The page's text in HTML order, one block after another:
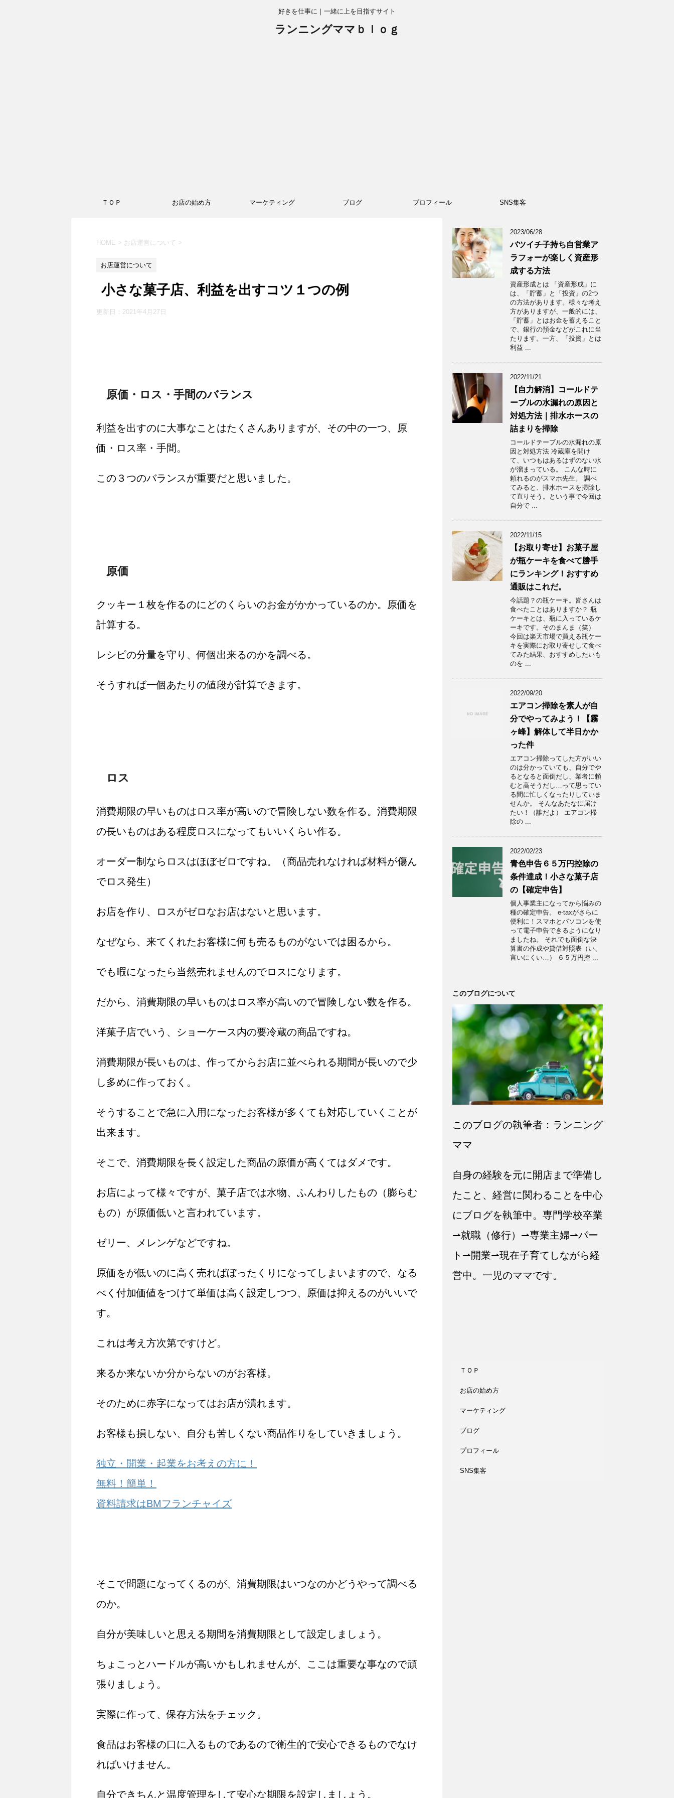
好きを仕事に｜一緒に上を目指すサイト
ランニングママｂｌｏｇ
ＴＯＰ お店の始め方 マーケティング ブログ プロフィール SNS集客
HOME > お店運営について >
お店運営について
小さな菓子店、利益を出すコツ１つの例
更新日： 2021年4月27日
原価・ロス・手間のバランス
利益を出すのに大事なことはたくさんありますが、その中の一つ、原
価・ロス率・手間。
この３つのバランスが重要だと思いました。
原価
クッキー１枚を作るのにどのくらいのお金がかかっているのか。原価を
計算する。
レシピの分量を守り、何個出来るのかを調べる。
そうすれば一個あたりの値段が計算できます。
ロス
消費期限の早いものはロス率が高いので冒険しない数を作る。消費期限
の長いものはある程度ロスになってもいいくらい作る。
オーダー制ならロスはほぼゼロですね。（商品売れなければ材料が傷ん
でロス発生）
お店を作り、ロスがゼロなお店はないと思います。
なぜなら、来てくれたお客様に何も売るものがないでは困るから。
でも暇になったら当然売れませんのでロスになります。
だから、消費期限の早いものはロス率が高いので冒険しない数を作る。
洋菓子店でいう、ショーケース内の要冷蔵の商品ですね。
消費期限が長いものは、作ってからお店に並べられる期間が長いので少
し多めに作っておく。
そうすることで急に入用になったお客様が多くても対応していくことが
出来ます。
そこで、消費期限を長く設定した商品の原価が高くてはダメです。
お店によって様々ですが、菓子店では水物、ふんわりしたもの（膨らむ
もの）が原価低いと言われています。
ゼリー、メレンゲなどですね。
原価をが低いのに高く売ればぼったくりになってしまいますので、なる
べく付加価値をつけて単価は高く設定しつつ、原価は抑えるのがいいで
す。
これは考え方次第ですけど。
来るか来ないか分からないのがお客様。
そのために赤字になってはお店が潰れます。
お客様も損しない、自分も苦しくない商品作りをしていきましょう。
独立・開業・起業をお考えの方に！
無料！簡単！
資料請求はBMフランチャイズ
そこで問題になってくるのが、消費期限はいつなのかどうやって調べる
のか。
自分が美味しいと思える期間を消費期限として設定しましょう。
ちょこっとハードルが高いかもしれませんが、ここは重要な事なので頑
張りましょう。
実際に作って、保存方法をチェック。
食品はお客様の口に入るものであるので衛生的で安心できるものでなけ
ればいけません。
自分できちんと温度管理をして安心な期限を設定しましょう。
2023/06/28
バツイチ子持ち自営業ア
ラフォーが楽しく資産形
成する方法
資産形成とは 「資産形成」に
は、「貯蓄」と「投資」の2つ
の方法があります。様々な考え
方がありますが、一般的には、
「貯蓄」とはお金を蓄えること
で、銀行の預金などがこれに当
たります。一方、「投資」とは
利益 ...
2022/11/21
【自力解消】コールドテ
ーブルの水漏れの原因と
対処方法｜排水ホースの
詰まりを掃除
コールドテーブルの水漏れの原
因と対処方法 冷蔵庫を開け
て、いつもはあるはずのない水
が溜まっている。 こんな時に
頼れるのがスマホ先生。 調べ
てみると、排水ホースを掃除し
て直りそう。という事で今回は
自分で ...
2022/11/15
【お取り寄せ】お菓子屋
が瓶ケーキを食べて勝手
にランキング！おすすめ
通販はこれだ。
今話題？の瓶ケーキ。皆さんは
食べたことはありますか？ 瓶
ケーキとは、瓶に入っているケ
ーキです。そのまんま（笑）
今回は楽天市場で買える瓶ケー
キを実際にお取り寄せして食べ
てみた結果、おすすめしたいも
のを ...
2022/09/20
エアコン掃除を素人が自
分でやってみよう！【霧
ヶ峰】解体して半日かか
った件
エアコン掃除ってした方がいい
のは分かっていても、自分でや
るとなると面倒だし、業者に頼
むと高そうだし…って思ってい
る間に忙しくなったりしていま
せんか。 そんなあたなに届け
たい！（誰だよ） エアコン掃
除の ...
2022/02/23
青色申告６５万円控除の
条件達成！小さな菓子店
の【確定申告】
個人事業主になってから悩みの
種の確定申告。 e-taxがさらに
便利に！スマホとパソコンを使
って電子申告できるようになり
ましたね。 それでも面倒な決
算書の作成や貸借対照表（い、
言いにくい…） ６５万円控 ...
このブログについて
このブログの執筆者：ランニング
ママ
自身の経験を元に開店まで準備し
たこと、経営に関わることを中心
にブログを執筆中。専門学校卒業
⇀就職（修行）⇀専業主婦⇀パー
ト⇀開業⇀現在子育てしながら経
営中。一児のママです。
ＴＯＰ
お店の始め方
マーケティング
ブログ
プロフィール
SNS集客